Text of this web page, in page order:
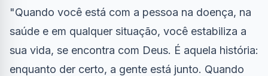
"Quando você está com a pessoa na doença, na
saúde e em qualquer situação, você estabiliza a
sua vida, se encontra com Deus. É aquela história:
enquanto der certo, a gente está junto. Quando